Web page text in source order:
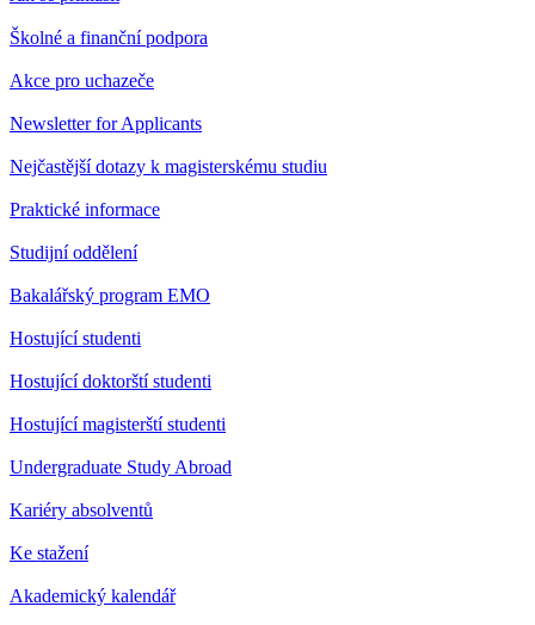
Školné a finanční podpora
Akce pro uchazeče
Newsletter for Applicants
Nejčastější dotazy k magisterskému studiu
Praktické informace
Studijní oddělení
Bakalářský program EMO
Hostující studenti
Hostující doktorští studenti
Hostující magisterští studenti
Undergraduate Study Abroad
Kariéry absolventů
Ke stažení
Akademický kalendář